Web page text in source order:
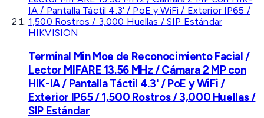
HIKVISION
Terminal Min Moe de Reconocimiento Facial /
Lector MIFARE 13.56 MHz / Cámara 2 MP con
HIK-IA / Pantalla Táctil 4.3' / PoE y WiFi /
Exterior IP65 / 1,500 Rostros / 3,000 Huellas /
SIP Estándar